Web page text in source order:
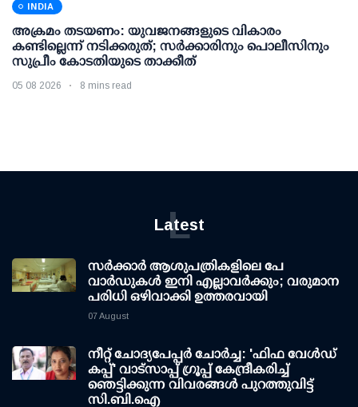
INDIA
അക്രമം തടയണം: യുവജനങ്ങളുടെ വികാരം
കണ്ടില്ലെന്ന് നടിക്കരുത്; സര്‍ക്കാരിനും പൊലീസിനും
സുപ്രീം കോടതിയുടെ താക്കീത്
05 08 2026 8 mins read
Latest
L
സര്‍ക്കാര്‍ ആശുപത്രികളിലെ പേ
വാര്‍ഡുകള്‍ ഇനി എല്ലാവര്‍ക്കും; വരുമാന
പരിധി ഒഴിവാക്കി ഉത്തരവായി
07 August
നീറ്റ് ചോദ്യപേപ്പര്‍ ചോര്‍ച്ച: 'ഫിഫ വേള്‍ഡ്
കപ്പ്' വാട്സാപ്പ് ഗ്രൂപ്പ് കേന്ദ്രീകരിച്ച്
ഞെട്ടിക്കുന്ന വിവരങ്ങള്‍ പുറത്തുവിട്ട്
സി.ബി.ഐ